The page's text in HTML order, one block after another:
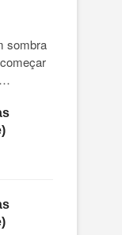
sombra